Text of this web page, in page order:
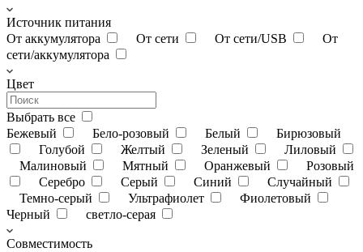
Источник питания
От аккумулятора
От сети От сети/USB
От
сети/аккумулятора
Цвет
Выбрать все
Бежевый
Бело-розовый Белый
Бирюзовый
Голубой
Желтый Зеленый
Лиловый
Малиновый
Мятный Оранжевый
Розовый
Серебро
Серый Синий
Случайный
Темно-серый
Ультрафиолет
Фиолетовый
Черный
светло-серая
Совместимость